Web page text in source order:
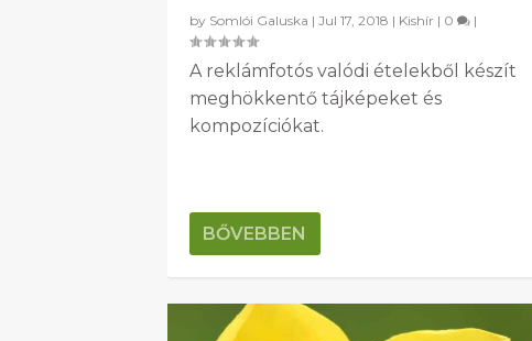
by Somlói Galuska | Jul 17, 2018 | Kishír | 0 |
A reklámfotós valódi ételekből készít
meghökkentő tájképeket és
kompozíciókat.
BŐVEBBEN